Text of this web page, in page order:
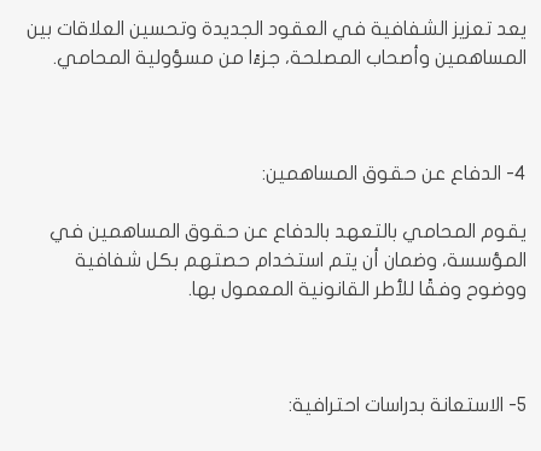
يعد تعزيز الشفافية في العقود الجديدة وتحسين العلاقات بين
المساهمين وأصحاب المصلحة، جزءًا من مسؤولية المحامي.
4- الدفاع عن حقوق المساهمين:
يقوم المحامي بالتعهد بالدفاع عن حقوق المساهمين في
المؤسسة، وضمان أن يتم استخدام حصتهم بكل شفافية
ووضوح وفقًا للأطر القانونية المعمول بها.
5- الاستعانة بدراسات احترافية: